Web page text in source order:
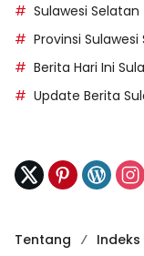
Sulawesi Selatan
Provinsi Sulawesi
Berita Hari Ini
Update Berita
Tentang